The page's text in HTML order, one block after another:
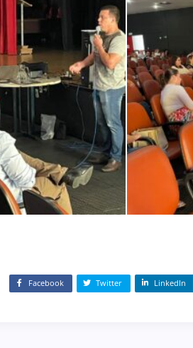
Facebook Twitter LinkedIn